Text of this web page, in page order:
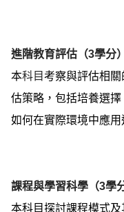
進階教育評估（3學分）
本科目考察與評估相
估策略，包括培養選
如何在實際環境中應用
課程與學習科學（3學
本科目探討課程模式